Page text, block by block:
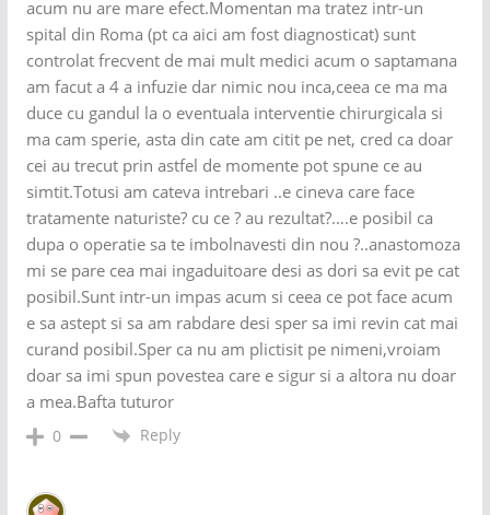
acum nu are mare efect.Momentan ma tratez intr-un
spital din Roma (pt ca aici am fost diagnosticat) sunt
controlat frecvent de mai mult medici acum o saptamana
am facut a 4 a infuzie dar nimic nou inca,ceea ce ma ma
duce cu gandul la o eventuala interventie chirurgicala si
ma cam sperie, asta din cate am citit pe net, cred ca doar
cei au trecut prin astfel de momente pot spune ce au
simtit.Totusi am cateva intrebari ..e cineva care face
tratamente naturiste? cu ce ? au rezultat?….e posibil ca
dupa o operatie sa te imbolnavesti din nou ?..anastomoza
mi se pare cea mai ingaduitoare desi as dori sa evit pe cat
posibil.Sunt intr-un impas acum si ceea ce pot face acum
e sa astept si sa am rabdare desi sper sa imi revin cat mai
curand posibil.Sper ca nu am plictisit pe nimeni,vroiam
doar sa imi spun povestea care e sigur si a altora nu doar
a mea.Bafta tuturor
0 Reply